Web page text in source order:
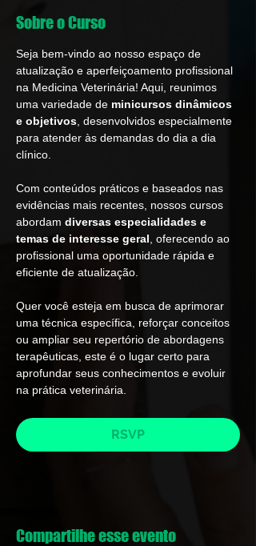
Sobre o Curso
Seja bem-vindo ao nosso espaço de
atualização e aperfeiçoamento profissional
na Medicina Veterinária! Aqui, reunimos
uma variedade de minicursos dinâmicos
e objetivos , desenvolvidos especialmente
para atender às demandas do dia a dia
clínico.
Com conteúdos práticos e baseados nas
evidências mais recentes, nossos cursos
abordam diversas especialidades e
temas de interesse geral , oferecendo ao
profissional uma oportunidade rápida e
eficiente de atualização.
Quer você esteja em busca de aprimorar
uma técnica específica, reforçar conceitos
ou ampliar seu repertório de abordagens
terapêuticas, este é o lugar certo para
aprofundar seus conhecimentos e evoluir
na prática veterinária.
RSVP
Compartilhe esse evento